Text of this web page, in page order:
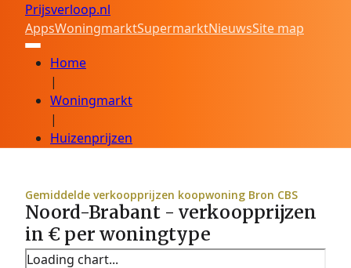
Prijsverloop.nl
AppsWoningmarktSupermarktNieuwsSite map
Home
|
Woningmarkt
|
Huizenprijzen
Gemiddelde verkoopprijzen koopwoning Bron CBS
Noord-Brabant - verkoopprijzen
in € per woningtype